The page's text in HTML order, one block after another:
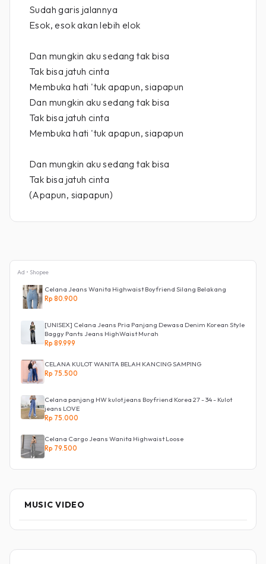
Sudah garis jalannya
Esok, esok akan lebih elok
Dan mungkin aku sedang tak bisa
Tak bisa jatuh cinta
Membuka hati 'tuk apapun, siapapun
Dan mungkin aku sedang tak bisa
Tak bisa jatuh cinta
Membuka hati 'tuk apapun, siapapun
Dan mungkin aku sedang tak bisa
Tak bisa jatuh cinta
(Apapun, siapapun)
Ad • Shopee
Celana Jeans Wanita Highwaist Boyfriend Silang Belakang
Rp 80.900
[UNISEX] Celana Jeans Pria Panjang Dewasa Denim Korean Style
Baggy Pants Jeans HighWaist Murah
Rp 89.999
CELANA KULOT WANITA BELAH KANCING SAMPING
Rp 75.500
Celana panjang HW kulot jeans Boyfriend Korea 27 - 34 - Kulot
jeans LOVE
Rp 75.000
Celana Cargo Jeans Wanita Highwaist Loose
Rp 79.500
MUSIC VIDEO